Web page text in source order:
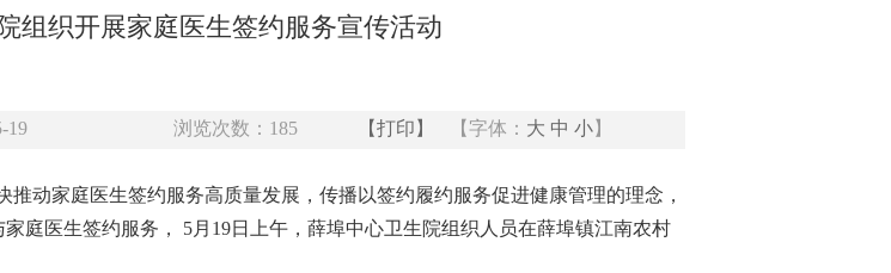
组织开展家庭医生签约服务宣传活动
19 浏览次数： 185 【打印】 【字体： 大 中 小】
推动家庭医生签约服务高质量发展，传播以签约履约服务促进健康管理的理念，
庭医生签约服务， 5月19日上午，薛埠中心卫生院组织人员在薛埠镇江南农村